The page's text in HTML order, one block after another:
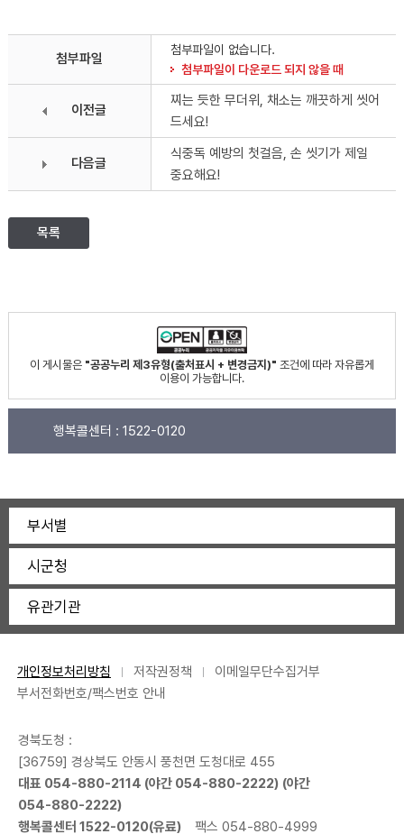
첨부파일
첨부파일이 없습니다.
첨부파일이 다운로드 되지 않을 때
이전글
찌는 듯한 무더위, 채소는 깨끗하게 씻어
드세요!
다음글
식중독 예방의 첫걸음, 손 씻기가 제일
중요해요!
목록
이 게시물은 "공공누리 제3유형(출처표시 + 변경금지)" 조건에 따라 자유롭게
이용이 가능합니다.
행복콜센터 : 1522-0120
부서별
시군청
유관기관
개인정보처리방침 저작권정책
이메일무단수집거부
부서전화번호/팩스번호 안내
경북도청 :
[36759] 경상북도 안동시 풍천면 도청대로 455
대표 054-880-2114 (야간 054-880-2222) (야간
054-880-2222)
행복콜센터 1522-0120(유료) 팩스 054-880-4999